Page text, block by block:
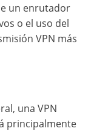
un enrutador
o el uso del
VPN más
una VPN
principalmente